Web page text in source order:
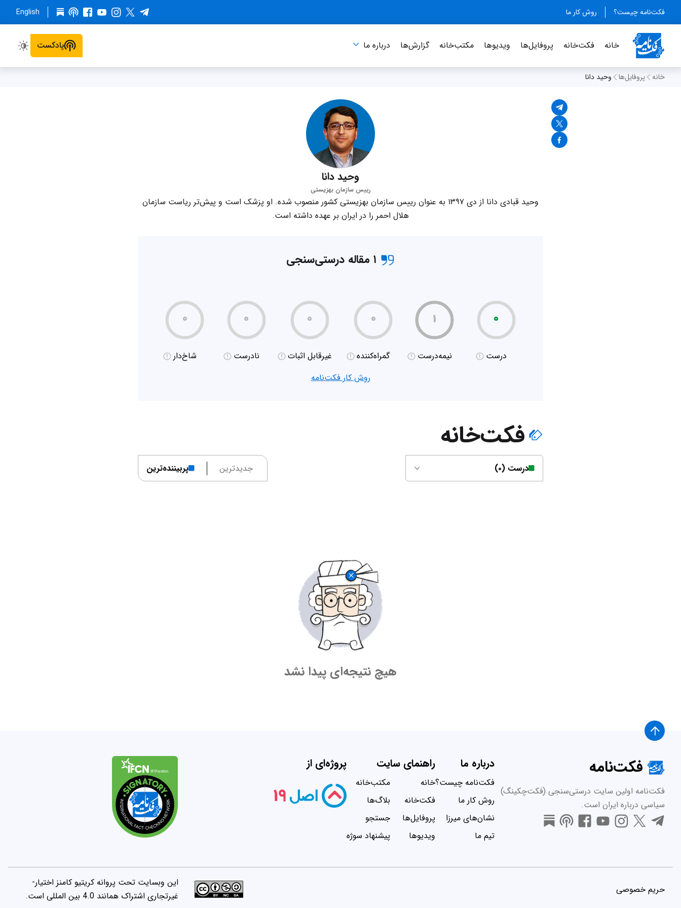
فکت‌نامه چیست؟ روش کار ما English
خانه فکت‌خانه پروفایل‌ها ویدیو‌ها مکتب‌خانه گزارش‌ها درباره‌ ما پادکست
خانه پروفایل‌ها وحید دانا
وحید دانا
رییس سازمان بهزیستی
وحید قبادی دانا از دی ۱۳۹۷ به عنوان رییس سازمان بهزیستی کشور منصوب شده. او پزشک است و پیش‌تر ریاست سازمان
هلال احمر را در ایران بر عهده داشته است.
۱ مقاله درستی‌سنجی
۰
درست
۱
نیمه‌درست
۰
گمراه‌کننده
۰
غیر‌قابل اثبات
۰
نادرست
۰
شاخ‌دار
روش کار فکت‌نامه
فکت‌خانه
درست (۰) جدیدترین پربیننده‌ترین
هیچ نتیجه‌ای پیدا نشد
فکت‌نامه
فکت‌نامه اولین سایت درستی‌سنجی (فکت‌چکینگ)
سیاسی درباره ایران است.
درباره ما
فکت‌نامه چیست؟
روش کار ما
نشان‌های میرزا
تیم ما
راهنمای سایت
خانه
فکت‌خانه
پروفایل‌ها
ویدیو‌ها
مکتب‌خانه
بلاگ‌ها
جستجو
پیشنهاد سوژه
پروژه‌ای از
حریم خصوصی
این وبسایت تحت پروانه کریتیو کامنز اختیار-
غیرتجاری اشتراک همانند 4.0 بین المللی است.